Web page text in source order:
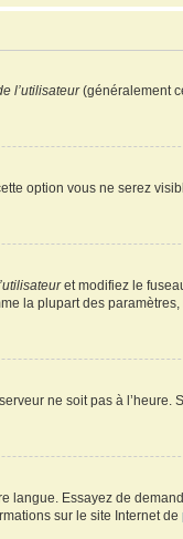
l’utilisateur(généralement
option vous ne serez
et modifiez le
la plupart des paramètres,
ne soit pas à l’heure.
langue. Essayez de
sur le site Internet de